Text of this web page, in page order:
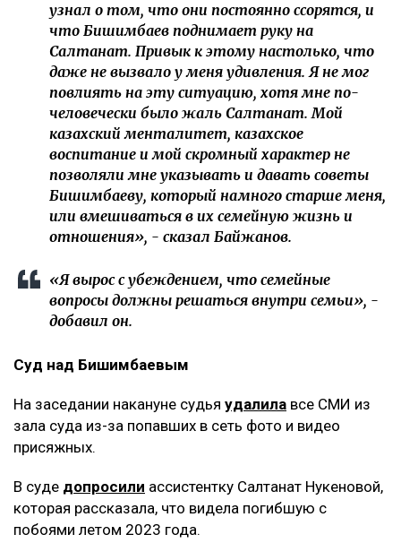
узнал о том, что они постоянно ссорятся, и
что Бишимбаев поднимает руку на
Салтанат. Привык к этому настолько, что
даже не вызвало у меня удивления. Я не мог
повлиять на эту ситуацию, хотя мне по-
человечески было жаль Салтанат. Мой
казахский менталитет, казахское
воспитание и мой скромный характер не
позволяли мне указывать и давать советы
Бишимбаеву, который намного старше меня,
или вмешиваться в их семейную жизнь и
отношения», - сказал Байжанов.
«Я вырос с убеждением, что семейные
вопросы должны решаться внутри семьи», -
добавил он.
Суд над Бишимбаевым
На заседании накануне судья удалила все СМИ из
зала суда из-за попавших в сеть фото и видео
присяжных.
В суде допросили ассистентку Салтанат Нукеновой,
которая рассказала, что видела погибшую с
побоями летом 2023 года.